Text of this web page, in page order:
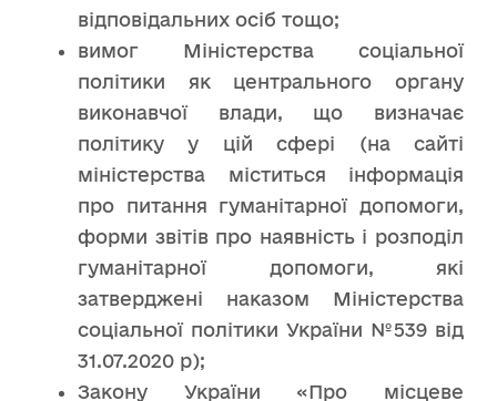
відповідальних осіб тощо;
вимог Міністерства соціальної
політики як центрального органу
виконавчої влади, що визначає
політику у цій сфері (на сайті
міністерства міститься інформація
про питання гуманітарної допомоги,
форми звітів про наявність і розподіл
гуманітарної допомоги, які
затверджені наказом Міністерства
соціальної політики України №539 від
31.07.2020 р);
Закону України «Про місцеве